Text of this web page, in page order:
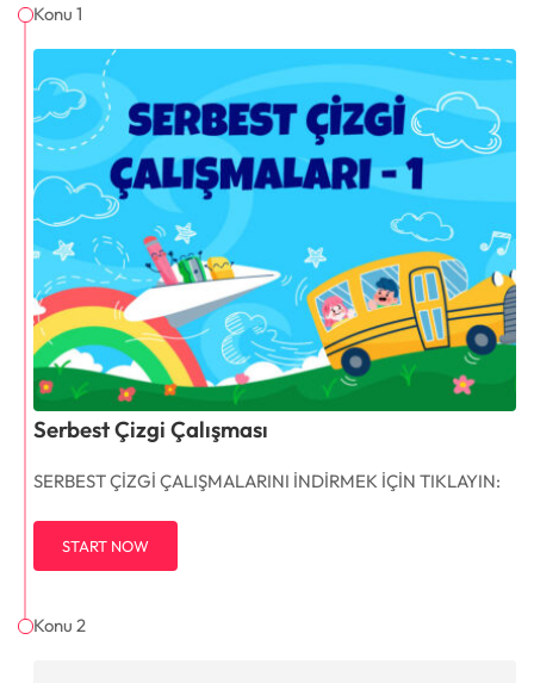
Konu 1
Serbest Çizgi Çalışması
SERBEST ÇİZGİ ÇALIŞMALARINI İNDİRMEK İÇİN TIKLAYIN:
START NOW
Konu 2